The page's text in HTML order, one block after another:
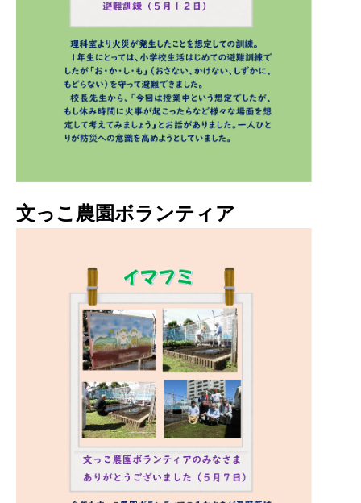
文っこ農園ボランティア